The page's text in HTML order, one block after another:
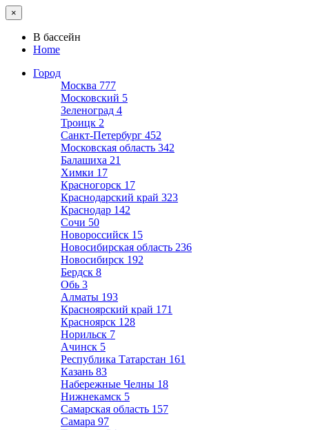
×
В бассейн
Home
Город
Москва 777
Московский 5
Зеленоград 4
Троицк 2
Санкт-Петербург 452
Московская область 342
Балашиха 21
Химки 17
Красногорск 17
Краснодарский край 323
Краснодар 142
Сочи 50
Новороссийск 15
Новосибирская область 236
Новосибирск 192
Бердск 8
Обь 3
Алматы 193
Красноярский край 171
Красноярск 128
Норильск 7
Ачинск 5
Республика Татарстан 161
Казань 83
Набережные Челны 18
Нижнекамск 5
Самарская область 157
Самара 97